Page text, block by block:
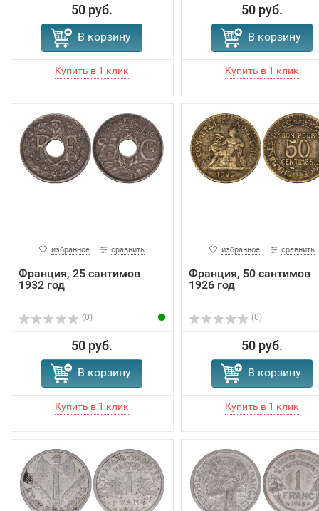
50 руб.
В корзину
50 руб.
В корзину
избранное сравнить
Франция, 25 сантимов
1932 год
(0)
50 руб.
В корзину
избранное сравнить
Франция, 50 сантимов
1926 год
(0)
50 руб.
В корзину